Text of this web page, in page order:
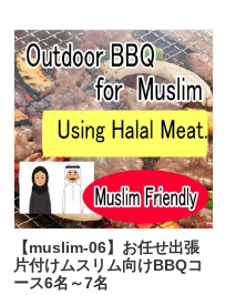
【muslim-06】お任せ出張
片付けムスリム向けBBQコ
ース6名～7名